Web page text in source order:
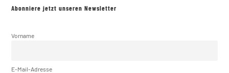
Abonniere jetzt unseren Newsletter
Vorname
E-Mail-Adresse